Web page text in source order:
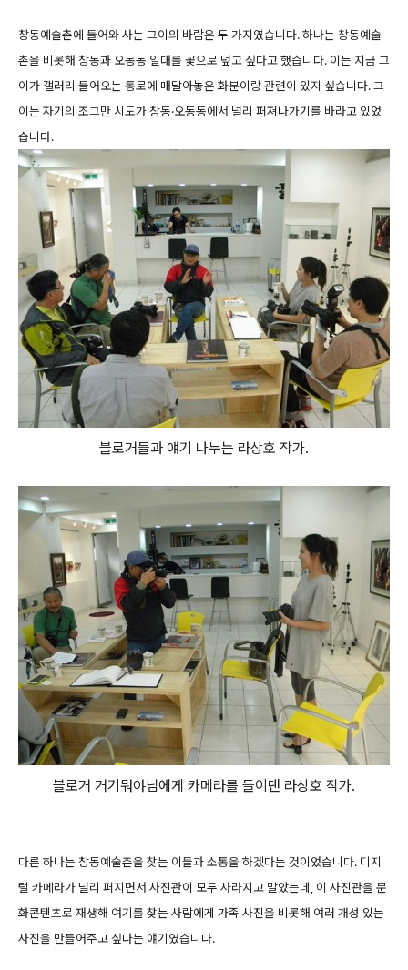
창동예술촌에 들어와 사는 그이의 바람은 두 가지였습니다. 하나는 창동예술
촌을 비롯해 창동과 오동동 일대를 꽃으로 덮고 싶다고 했습니다. 이는 지금 그
이가 갤러리 들어오는 통로에 매달아놓은 화분이랑 관련이 있지 싶습니다. 그
이는 자기의 조그만 시도가 창동·오동동에서 널리 퍼져나가기를 바라고 있었
습니다.
블로거들과 얘기 나누는 라상호 작가.
블로거 거기뭐야님에게 카메라를 들이댄 라상호 작가.
다른 하나는 창동예술촌을 찾는 이들과 소통을 하겠다는 것이었습니다. 디지
털 카메라가 널리 퍼지면서 사진관이 모두 사라지고 말았는데, 이 사진관을 문
화콘텐츠로 재생해 여기를 찾는 사람에게 가족 사진을 비롯해 여러 개성 있는
사진을 만들어주고 싶다는 얘기였습니다.